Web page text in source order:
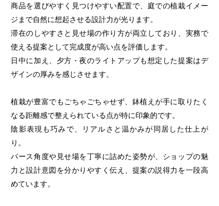
商品を選びやすく見つけやすい配置で、庭での植栽イメー
ジまで自然に想起させる設計力が光ります。
滞在のしやすさと見せ場の作り方が両立しており、実務で
使える提案として完成度が高い点を評価します。
日中に加え、夕方・夜のライトアップも想定した提案はデ
ザインの厚みを感じさせます。
植栽が豊富でもごちゃごちゃせず、鉢植えが手に取りたく
なる距離感で整えられている点が特に印象的です。
陰影表現も巧みで、リアルさと温かみが同居した仕上が
り。
パース角度や見せ場を丁寧に詰めた姿勢が、ショップの魅
力と設計意図を分かりやすく伝え、提案の説得力を一段高
めています。